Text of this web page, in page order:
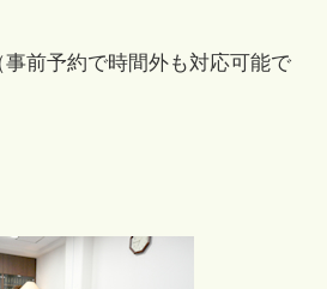
前予約で時間外も対応可能で